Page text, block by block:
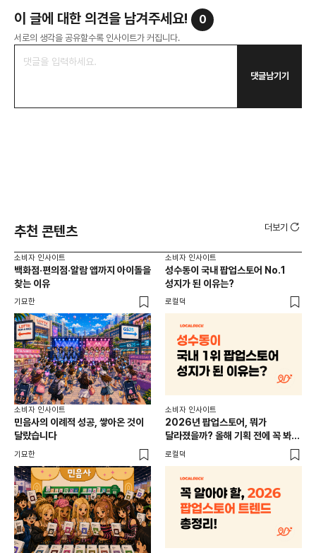
이 글에 대한 의견을 남겨주세요! 0
서로의 생각을 공유할수록 인사이트가 커집니다.
댓글남기기
추천 콘텐츠 더보기
소비자 인사이트
백화점·편의점·알람 앱까지 아이돌을
찾는 이유
기묘한
소비자 인사이트
성수동이 국내 팝업스토어 No.1
성지가 된 이유는?
로컬덕
소비자 인사이트
민음사의 이례적 성공, 쌓아온 것이
달랐습니다
기묘한
소비자 인사이트
2026년 팝업스토어, 뭐가
달라졌을까? 올해 기획 전에 꼭 봐야
할 트렌드 4가지
로컬덕